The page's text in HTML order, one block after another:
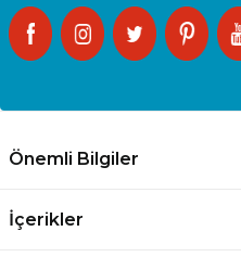
Önemli Bilgiler
İçerikler